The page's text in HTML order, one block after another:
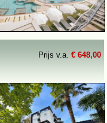
Prijs v.a. € 648,00